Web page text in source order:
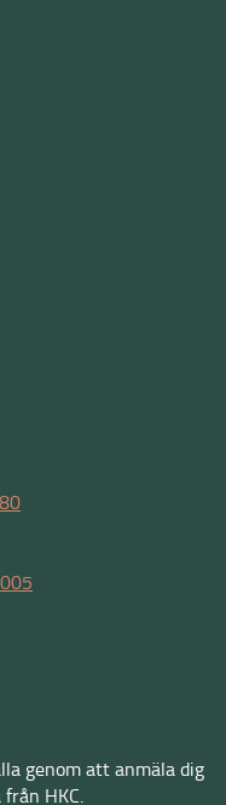
genom att anmäla dig
HKC.